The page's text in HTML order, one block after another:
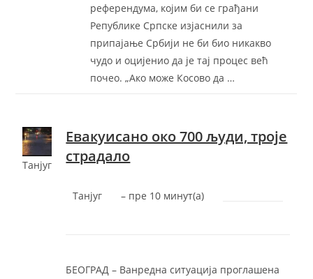
референдума, којим би се грађани
Републике Српске изјаснили за
припајање Србији не би био никакво
чудо и оцијенио да је тај процес већ
почео. „Ако може Косово да …
Танјуг
Eвакуисано око 700 људи, троjе
страдало
Танјуг – ‎пре 10 минут(а)‎
БEOГРAД – Ванредна ситуациjа проглашена